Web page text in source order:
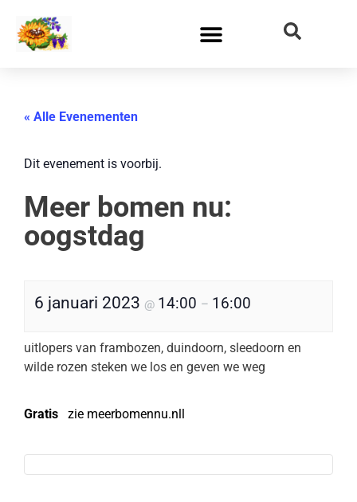
« Alle Evenementen
Dit evenement is voorbij.
Meer bomen nu:
oogstdag
6 januari 2023 @ 14:00 – 16:00
uitlopers van frambozen, duindoorn, sleedoorn en
wilde rozen steken we los en geven we weg
Gratis zie meerbomennu.nll